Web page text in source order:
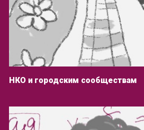
НКО и городским сообществам